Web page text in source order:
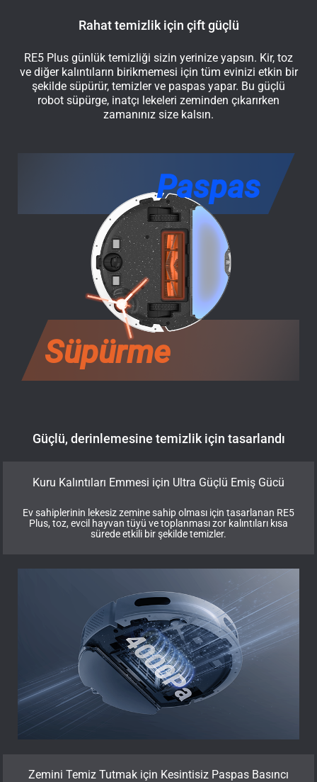
Rahat temizlik için çift güçlü
RE5 Plus günlük temizliği sizin yerinize yapsın. Kir, toz
ve diğer kalıntıların birikmemesi için tüm evinizi etkin bir
şekilde süpürür, temizler ve paspas yapar. Bu güçlü
robot süpürge, inatçı lekeleri zeminden çıkarırken
zamanınız size kalsın.
Paspas
Süpürme
Güçlü, derinlemesine temizlik için tasarlandı
Kuru Kalıntıları Emmesi için Ultra Güçlü Emiş Gücü
Ev sahiplerinin lekesiz zemine sahip olması için tasarlanan RE5
Plus, toz, evcil hayvan tüyü ve toplanması zor kalıntıları kısa
sürede etkili bir şekilde temizler.
Zemini Temiz Tutmak için Kesintisiz Paspas Basıncı